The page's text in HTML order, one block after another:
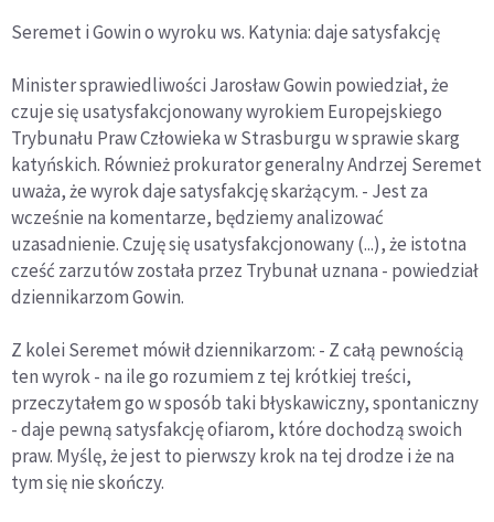
Seremet i Gowin o wyroku ws. Katynia: daje satysfakcję
Minister sprawiedliwości Jarosław Gowin powiedział, że
czuje się usatysfakcjonowany wyrokiem Europejskiego
Trybunału Praw Człowieka w Strasburgu w sprawie skarg
katyńskich. Również prokurator generalny Andrzej Seremet
uważa, że wyrok daje satysfakcję skarżącym. - Jest za
wcześnie na komentarze, będziemy analizować
uzasadnienie. Czuję się usatysfakcjonowany (...), że istotna
cześć zarzutów została przez Trybunał uznana - powiedział
dziennikarzom Gowin.
Z kolei Seremet mówił dziennikarzom: - Z całą pewnością
ten wyrok - na ile go rozumiem z tej krótkiej treści,
przeczytałem go w sposób taki błyskawiczny, spontaniczny
- daje pewną satysfakcję ofiarom, które dochodzą swoich
praw. Myślę, że jest to pierwszy krok na tej drodze i że na
tym się nie skończy.